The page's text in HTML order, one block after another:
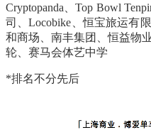
Cryptopanda 、Top Bowl
司、Locobike 、恒宝旅运有
和商场、南丰集团、恒益物
轮、赛马会体艺中学
*排名不分先后